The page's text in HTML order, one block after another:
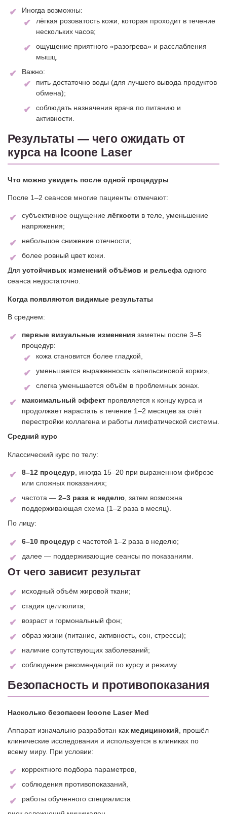
Иногда возможны:
лёгкая розоватость кожи, которая проходит в течение
нескольких часов;
ощущение приятного «разогрева» и расслабления
мышц.
Важно:
пить достаточно воды (для лучшего вывода продуктов
обмена);
соблюдать назначения врача по питанию и
активности.
Результаты — чего ожидать от
курса на Icoone Laser
Что можно увидеть после одной процедуры
После 1–2 сеансов многие пациенты отмечают:
субъективное ощущение лёгкости в теле, уменьшение
напряжения;
небольшое снижение отечности;
более ровный цвет кожи.
Для устойчивых изменений объёмов и рельефа одного
сеанса недостаточно.
Когда появляются видимые результаты
В среднем:
первые визуальные изменения заметны после 3–5
процедур:
кожа становится более гладкой,
уменьшается выраженность «апельсиновой корки»,
слегка уменьшается объём в проблемных зонах.
максимальный эффект проявляется к концу курса и
продолжает нарастать в течение 1–2 месяцев за счёт
перестройки коллагена и работы лимфатической системы.
Средний курс
Классический курс по телу:
8–12 процедур, иногда 15–20 при выраженном фиброзе
или сложных показаниях;
частота — 2–3 раза в неделю, затем возможна
поддерживающая схема (1–2 раза в месяц).
По лицу:
6–10 процедур с частотой 1–2 раза в неделю;
далее — поддерживающие сеансы по показаниям.
От чего зависит результат
исходный объём жировой ткани;
стадия целлюлита;
возраст и гормональный фон;
образ жизни (питание, активность, сон, стрессы);
наличие сопутствующих заболеваний;
соблюдение рекомендаций по курсу и режиму.
Безопасность и противопоказания
Насколько безопасен Icoone Laser Med
Аппарат изначально разработан как медицинский , прошёл
клинические исследования и используется в клиниках по
всему миру. При условии:
корректного подбора параметров,
соблюдения противопоказаний,
работы обученного специалиста